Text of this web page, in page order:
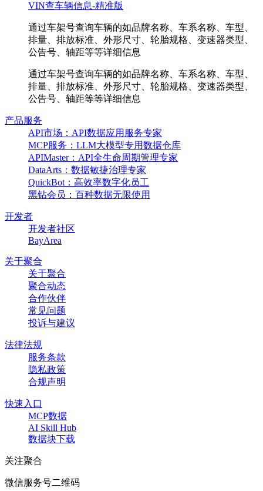
VIN查车辆信息-精准版
通过车架号查询车辆的如品牌名称、车系名称、车型、
排量、排放标准、外形尺寸、轮胎规格、变速器类型、
公告号、轴距等等详细信息
通过车架号查询车辆的如品牌名称、车系名称、车型、
排量、排放标准、外形尺寸、轮胎规格、变速器类型、
公告号、轴距等等详细信息
产品服务
API市场：API数据应用服务专家
MCP服务：LLM大模型专用数据仓库
APIMaster：API全生命周期管理专家
DataArts：数据敏捷治理专家
QuickBot：高效率数字化员工
黑钻会员：百种数据无限使用
开发者
开发者社区
BayArea
关于聚合
关于聚合
聚合动态
合作伙伴
常见问题
投诉与建议
法律法规
服务条款
隐私政策
合规声明
快速入口
MCP数据
AI Skill Hub
数据块下载
关注聚合
微信服务号二维码